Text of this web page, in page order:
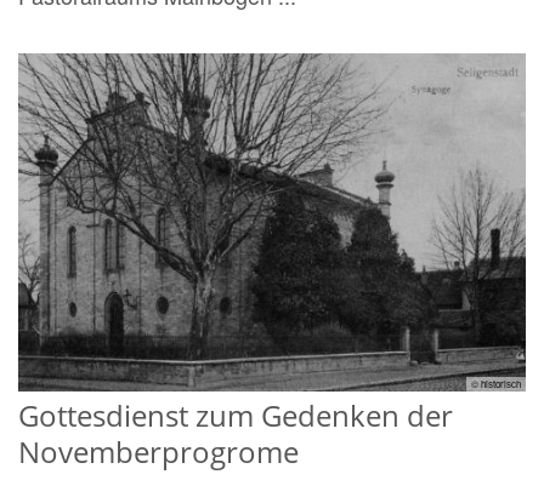
© historisch
Gottesdienst zum Gedenken der
Novemberprogrome